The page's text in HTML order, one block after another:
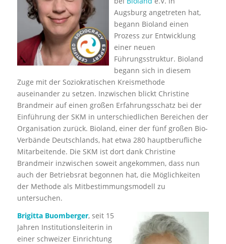
Augsburg angetreten hat,
begann Bioland einen
Prozess zur Entwicklung
einer neuen
Führungsstruktur. Bioland
begann sich in diesem
Zuge mit der Soziokratischen Kreismethode
auseinander zu setzen. Inzwischen blickt Christine
Brandmeir auf einen großen Erfahrungsschatz bei der
Einführung der SKM in unterschiedlichen Bereichen der
Organisation zurück. Bioland, einer der fünf großen Bio-
Verbände Deutschlands, hat etwa 280 hauptberufliche
Mitarbeitende. Die SKM ist dort dank Christine
Brandmeir inzwischen soweit angekommen, dass nun
auch der Betriebsrat begonnen hat, die Möglichkeiten
der Methode als Mitbestimmungsmodell zu
untersuchen.
Brigitta Buomberger, seit 15
Jahren Institutionsleiterin in
einer schweizer Einrichtung